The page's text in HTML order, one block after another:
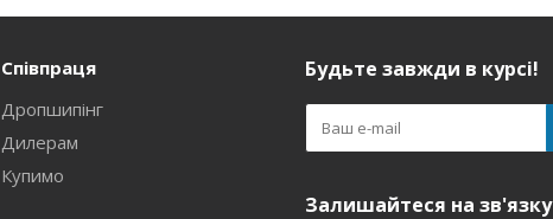
Співпраця
Дропшипінг
Дилерам
Купимо
Будьте завжди в курсі!
Залишайтеся на зв'язку